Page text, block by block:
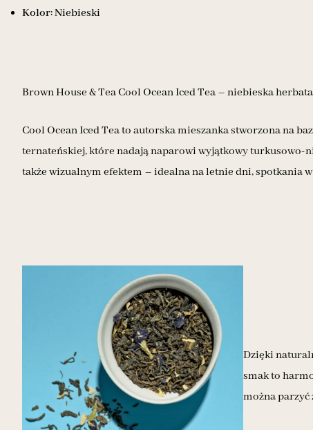
Kolor:Niebieski
Brown House & Tea Cool Ocean Iced Tea – niebieska
Cool Ocean Iced Tea to autorska mieszanka stworzona na
ternateńskiej, które nadają naparowi wyjątkowy turkusowo-
także wizualnym efektem – idealna na letnie dni, spotkania
Dzięki
smak to
można parzyć